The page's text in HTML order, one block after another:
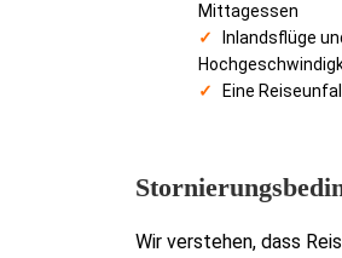
Mittagessen
Inlandsflüge
Eine
Wir verstehen, dass